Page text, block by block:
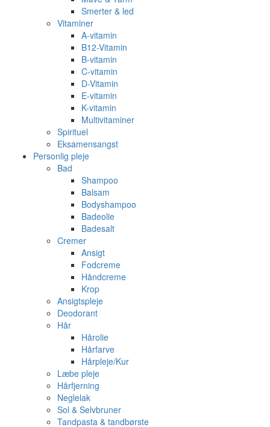
Smerter & led
Vitaminer
A-vitamin
B12-Vitamin
B-vitamin
C-vitamin
D-Vitamin
E-vitamin
K-vitamin
Multivitaminer
Spirituel
Eksamensangst
Personlig pleje
Bad
Shampoo
Balsam
Bodyshampoo
Badeolie
Badesalt
Cremer
Ansigt
Fodcreme
Håndcreme
Krop
Ansigtspleje
Deodorant
Hår
Hårolie
Hårfarve
Hårpleje/Kur
Læbe pleje
Hårfjerning
Neglelak
Sol & Selvbruner
Tandpasta & tandbørste